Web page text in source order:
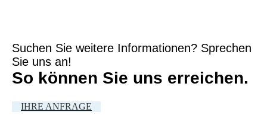
Suchen Sie weitere Informationen? Sprechen
Sie uns an!
So können Sie uns erreichen.
IHRE ANFRAGE